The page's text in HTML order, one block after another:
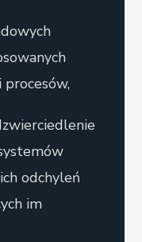
procesów,
odchyleń
im